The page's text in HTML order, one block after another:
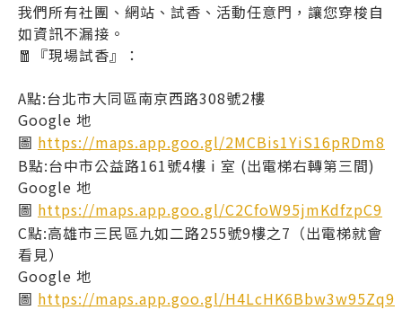
我們所有社團、網站、試香、活動任意門，讓您穿梭自
如資訊不漏接。
🧧『現場試香』：
A點:台北市大同區南京西路308號2樓
Google 地
圖 https://maps.app.goo.gl/2MCBis1YiS16pRDm8
B點:台中市公益路161號4樓 i 室 (出電梯右轉第三間)
Google 地
圖 https://maps.app.goo.gl/C2CfoW95jmKdfzpC9
C點:高雄市三民區九如二路255號9樓之7（出電梯就會
看見）
Google 地
圖 https://maps.app.goo.gl/H4LcHK6Bbw3w95Zq9